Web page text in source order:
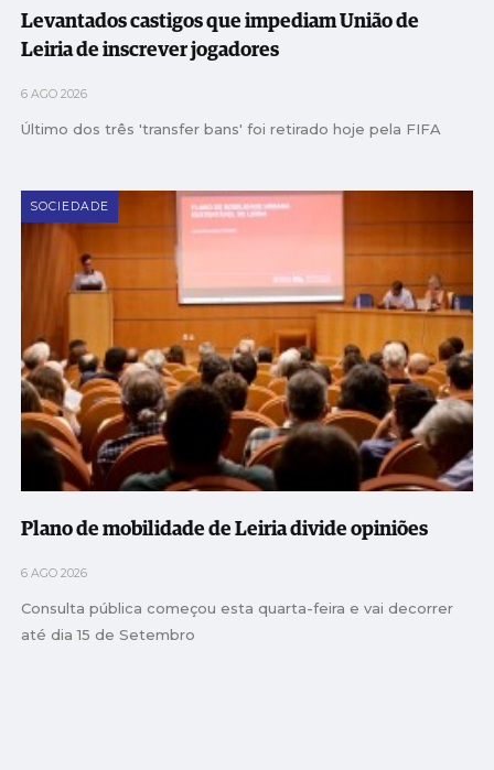
Levantados castigos que impediam União de
Leiria de inscrever jogadores
6 AGO 2026
Último dos três 'transfer bans' foi retirado hoje pela FIFA
SOCIEDADE
Plano de mobilidade de Leiria divide opiniões
6 AGO 2026
Consulta pública começou esta quarta-feira e vai decorrer
até dia 15 de Setembro